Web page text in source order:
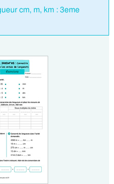
cm, m, km : 3eme